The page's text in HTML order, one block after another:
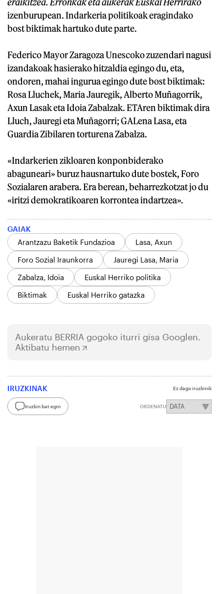
izenburupean. Indarkeria politikoak eragindako
bost biktimak hartuko dute parte.
Federico Mayor Zaragoza Unescoko zuzendari nagusi
izandakoak hasierako hitzaldia egingo du, eta,
ondoren, mahai ingurua egingo dute bost biktimak:
Rosa Lluchek, Maria Jauregik, Alberto Muñagorrik,
Axun Lasak eta Idoia Zabalzak. ETAren biktimak dira
Lluch, Jauregi eta Muñagorri; GALena Lasa, eta
Guardia Zibilaren torturena Zabalza.
«Indarkerien zikloaren konponbiderako
abaguneari» buruz hausnartuko dute bostek, Foro
Sozialaren arabera. Era berean, beharrezkotzat jo du
«iritzi demokratikoaren korrontea indartzea».
GAIAK
Arantzazu Baketik Fundazioa
Lasa, Axun
Foro Sozial Iraunkorra
Jauregi Lasa, Maria
Zabalza, Idoia
Euskal Herriko politika
Biktimak
Euskal Herriko gatazka
Aukeratu BERRIA gogoko iturri gisa Googlen.
Aktibatu hemen
IRUZKINAK Ez dago iruzkinik
Iruzkin bat egin ORDENATU